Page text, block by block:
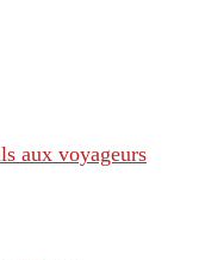
aux voyageurs